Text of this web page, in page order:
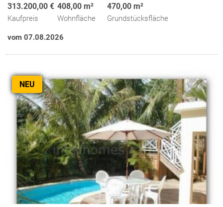
313.200,00 €
Kaufpreis
408,00 m²
Wohnfläche
470,00 m²
Grundstücksfläche
vom 07.08.2026
NEU